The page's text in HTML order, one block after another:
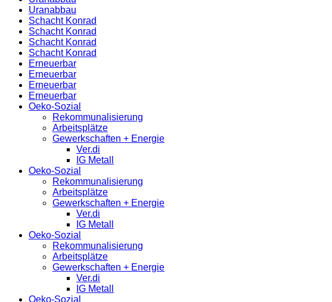
Uranabbau
Schacht Konrad
Schacht Konrad
Schacht Konrad
Schacht Konrad
Erneuerbar
Erneuerbar
Erneuerbar
Erneuerbar
Oeko-Sozial
Rekommunalisierung
Arbeitsplätze
Gewerkschaften + Energie
Ver.di
IG Metall
Oeko-Sozial
Rekommunalisierung
Arbeitsplätze
Gewerkschaften + Energie
Ver.di
IG Metall
Oeko-Sozial
Rekommunalisierung
Arbeitsplätze
Gewerkschaften + Energie
Ver.di
IG Metall
Oeko-Sozial